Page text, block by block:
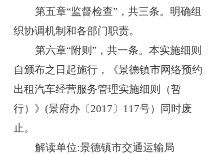
第五章“监督检查”，共三条。 明确组
织协调机制和各部门职责。
第六章“附则 ”，共一条。 本实施细则
自颁布之日起施行，《景德镇市网络预约
出租汽车经营服务管理实施细则（暂
行）》 (景府办〔2017〕117号）同时废
止。
解读单位:景德镇市交通运输局